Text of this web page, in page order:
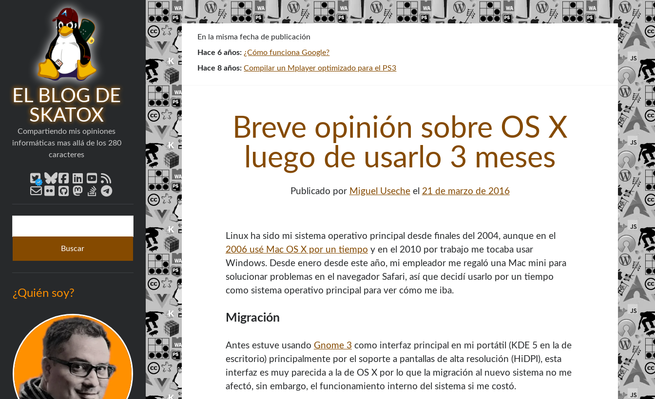
EL BLOG DE
SKATOX
Compartiendo mis opiniones
informáticas mas allá de los 280
caracteres
twitterbluesky
facebook
linkedin
youtube
rss
email-
form
flickrgithubmastodon
stack-
overflow
telegram
Barra
¿Quién soy?
En la misma fecha de publicación
Hace 6 años: ¿Cómo funciona Google?
Hace 8 años:Compilar un Mplayer optimizado para el PS3
Breve opinión sobre OS X
luego de usarlo 3 meses
Publicado por Miguel Usecheel 21 de marzo de 2016
Linux ha sido mi sistema operativo principal desde finales del 2004, aunque en el
2006 usé Mac OS X por un tiempo y en el 2010 por trabajo me tocaba usar
Windows. Desde enero desde este año, mi empleador me regaló una Mac mini para
solucionar problemas en el navegador Safari, así que decidí usarlo por un tiempo
como sistema operativo principal para ver cómo me iba.
Migración
Antes estuve usando Gnome 3 como interfaz principal en mi portátil (KDE 5 en la de
escritorio) principalmente por el soporte a pantallas de alta resolución (HiDPI), esta
interfaz es muy parecida a la de OS X por lo que la migración al nuevo sistema no me
afectó, sin embargo, el funcionamiento interno del sistema si me costó.